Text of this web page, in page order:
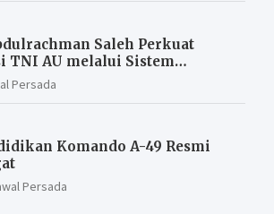
Saleh Perkuat
TNI AU melalui Sistem
Persada
Komando A-49 Resmi
Persada